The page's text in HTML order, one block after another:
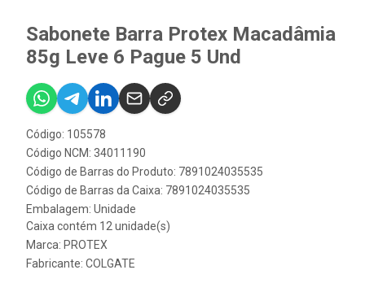
Sabonete Barra Protex Macadâmia
85g Leve 6 Pague 5 Und
Código: 105578
Código NCM: 34011190
Código de Barras do Produto: 7891024035535
Código de Barras da Caixa: 7891024035535
Embalagem: Unidade
Caixa contém 12 unidade(s)
Marca: PROTEX
Fabricante: COLGATE